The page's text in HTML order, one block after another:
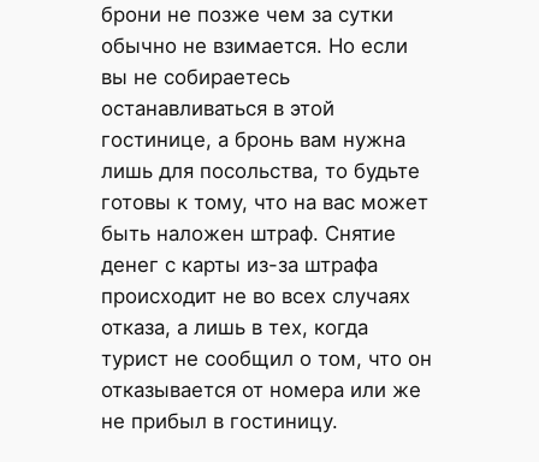
брони не позже чем за сутки
обычно не взимается. Но если
вы не собираетесь
останавливаться в этой
гостинице, а бронь вам нужна
лишь для посольства, то будьте
готовы к тому, что на вас может
быть наложен штраф. Снятие
денег с карты из-за штрафа
происходит не во всех случаях
отказа, а лишь в тех, когда
турист не сообщил о том, что он
отказывается от номера или же
не прибыл в гостиницу.